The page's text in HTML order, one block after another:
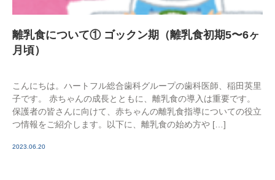
離乳食について① ゴックン期（離乳食初期5〜6ヶ
月頃）
こんにちは。ハートフル総合歯科グループの歯科医師、稲田英里
子です。 赤ちゃんの成長とともに、離乳食の導入は重要です。
保護者の皆さんに向けて、赤ちゃんの離乳食指導についての役立
つ情報をご紹介します。以下に、離乳食の始め方や […]
2023.06.20